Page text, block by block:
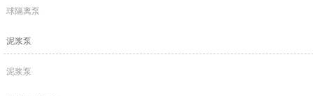
球隔离泵
泥浆泵
泥浆泵